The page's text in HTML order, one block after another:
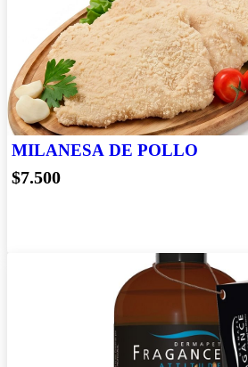
MILANESA DE POLLO
$7.500